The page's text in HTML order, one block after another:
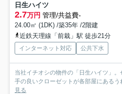
日生ハイツ
2.7万円 管理/共益費-
24.00㎡ (1DK) /築35年 /2階建
近鉄天理線「前栽」駅 徒歩21分
インターネット対応 公共下水
当社イチオシの物件の「日生ハイツ」
手の良いクローゼットが各部屋にあるう
見る